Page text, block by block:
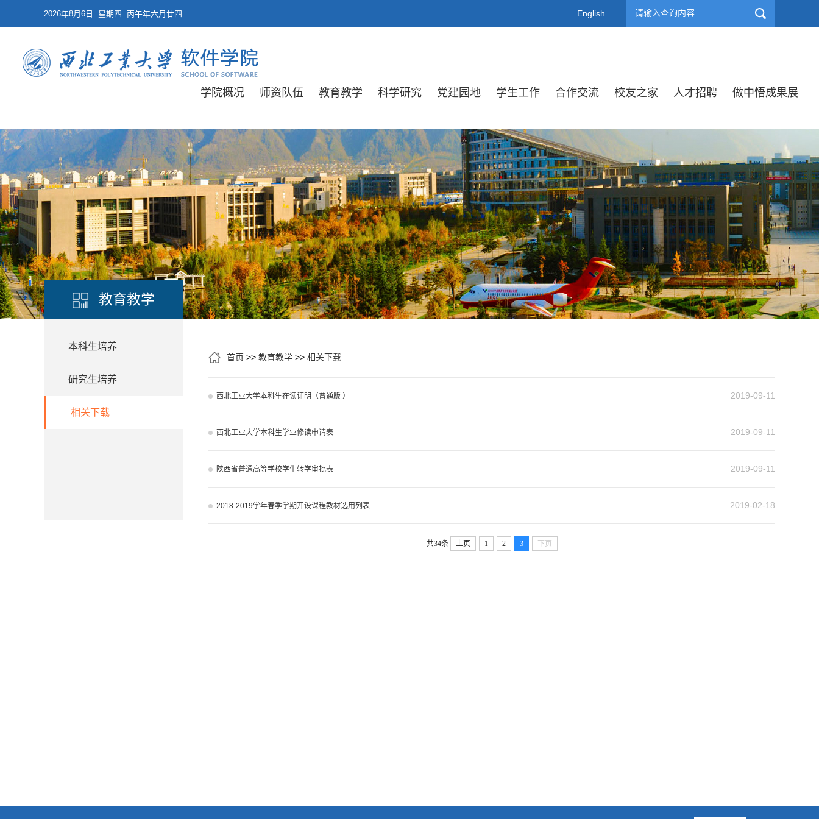
English
2026年8月6日 星期四 丙午年六月廿四
学院概况 师资队伍 教育教学 科学研究 党建园地 学生工作 合作交流 校友之家 人才招聘 做中悟成果展
教育教学
本科生培养
研究生培养
相关下载
首页 >> 教育教学 >> 相关下载
2019-09-11
西北工业大学本科生在读证明（普通版 ）
2019-09-11
西北工业大学本科生学业修读申请表
2019-09-11
陕西省普通高等学校学生转学审批表
2019-02-18
2018-2019学年春季学期开设课程教材选用列表
共34条 上页 1 2 3 下页